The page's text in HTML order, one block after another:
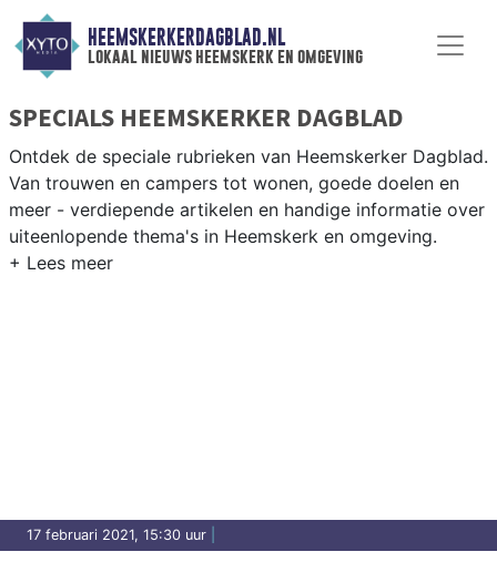
HEEMSKERKERDAGBLAD.NL
lokaal nieuws heemskerk en omgeving
SPECIALS HEEMSKERKER DAGBLAD
Ontdek de speciale rubrieken van Heemskerker Dagblad.
Van trouwen en campers tot wonen, goede doelen en
meer - verdiepende artikelen en handige informatie over
uiteenlopende thema's in Heemskerk en omgeving.
17 februari 2021, 15:30 uur